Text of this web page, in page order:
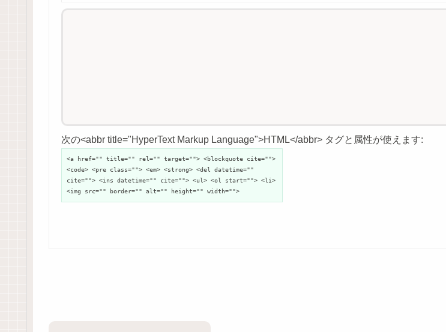
次の<abbr title="HyperText Markup Language">HTML</abbr> タグと属性が使えます:
<a href="" title="" rel="" target=""> <blockquote cite="">
<code> <pre class=""> <em> <strong> <del datetime=""
cite=""> <ins datetime="" cite=""> <ul> <ol start=""> <li>
<img src="" border="" alt="" height="" width="">